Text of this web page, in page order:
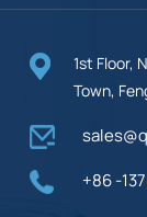
1st Floor,
Town,
+86 -